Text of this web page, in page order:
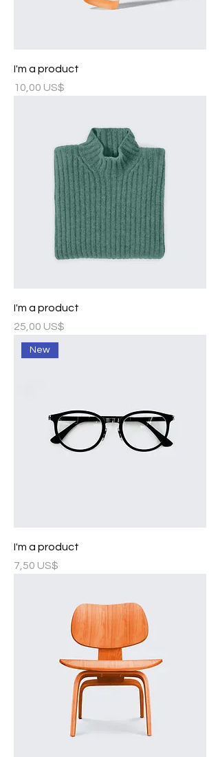
I'm a product
Precio
10,00 US$
I'm a product
Precio
25,00 US$
New
I'm a product
Precio
7,50 US$